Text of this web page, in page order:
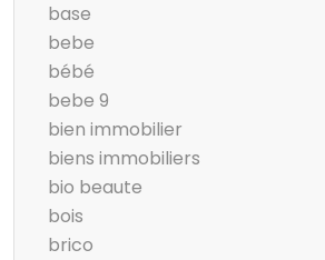
base
bebe
bébé
bebe 9
bien immobilier
biens immobiliers
bio beaute
bois
brico